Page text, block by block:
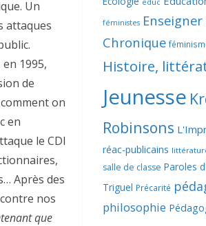
Un
attaques
1995,
de
on
en
le CDI
Après des
nos
que
féministes
Chronique
Histoire,
Jeunesse
Robinsons
réac-publicains
salle de classe Paroles
Triguel Précarité
philosophie